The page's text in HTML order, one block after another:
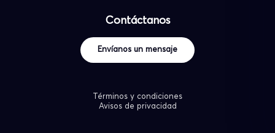
Contáctanos
Envíanos un mensaje
Términos y condiciones
Avisos de privacidad